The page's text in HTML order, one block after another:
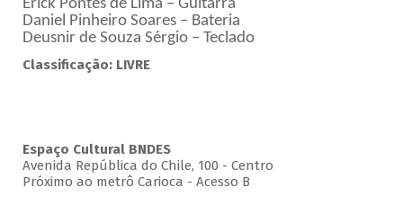
Erick Pontes de Lima – Guitarra
Daniel Pinheiro Soares – Bateria
Deusnir de Souza Sérgio – Teclado
Classificação: LIVRE
Espaço Cultural BNDES
Avenida República do Chile, 100 - Centro
Próximo ao metrô Carioca - Acesso B